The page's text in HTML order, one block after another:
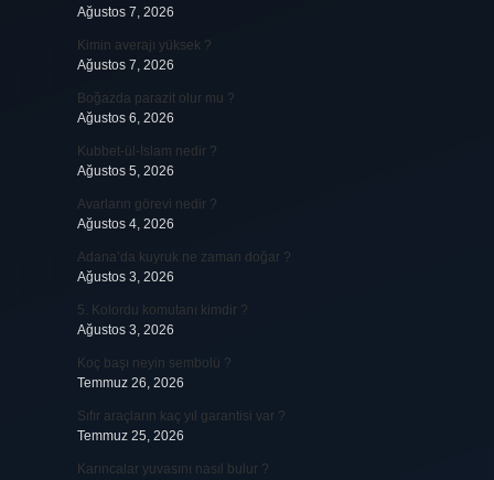
Ağustos 7, 2026
Kimin averajı yüksek ?
Ağustos 7, 2026
Boğazda parazit olur mu ?
Ağustos 6, 2026
Kubbet-ül-İslam nedir ?
Ağustos 5, 2026
Avarların görevi nedir ?
Ağustos 4, 2026
Adana’da kuyruk ne zaman doğar ?
Ağustos 3, 2026
5. Kolordu komutanı kimdir ?
Ağustos 3, 2026
Koç başı neyin sembolü ?
Temmuz 26, 2026
Sıfır araçların kaç yıl garantisi var ?
Temmuz 25, 2026
Karıncalar yuvasını nasıl bulur ?